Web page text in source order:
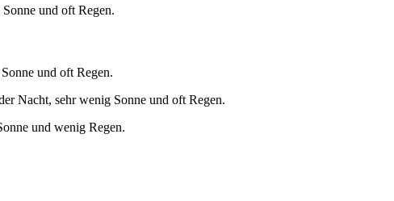
und oft Regen.
und oft Regen.
Nacht, sehr wenig Sonne und oft Regen.
und wenig Regen.